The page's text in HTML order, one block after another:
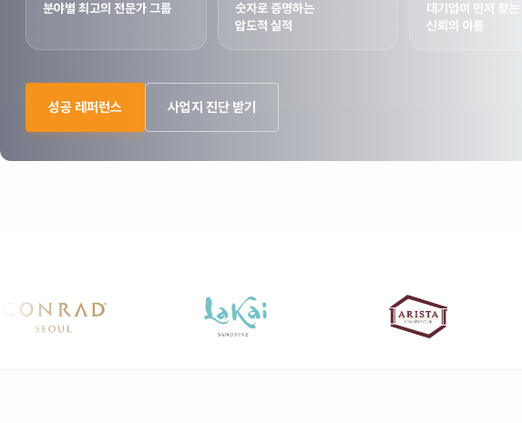
분야별 최고의 전문가 그룹
숫자로 증명하는
압도적 실적
대기업이 먼저 찾는
신뢰의 이름
성공 레퍼런스 사업지 진단 받기